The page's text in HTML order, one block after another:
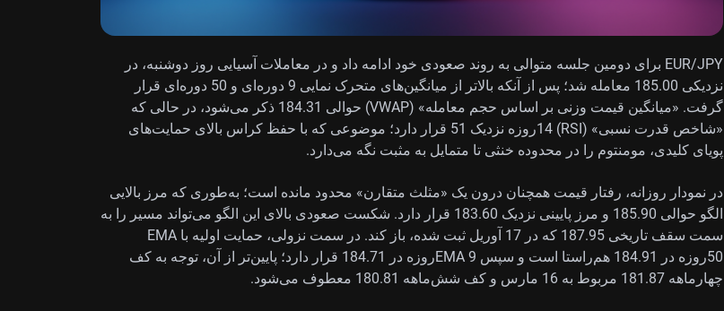
EUR/JPY برای دومین جلسه متوالی به روند صعودی خود ادامه داد و در معاملات آسیایی روز دوشنبه، در
نزدیکی 185.00 معامله شد؛ پس از آنکه بالاتر از میانگین‌های متحرک نمایی 9 دوره‌ای و 50 دوره‌ای قرار
گرفت. «میانگین قیمت وزنی بر اساس حجم معامله» (VWAP) حوالی 184.31 ذکر می‌شود، در حالی که
«شاخص قدرت نسبی» (RSI) 14روزه نزدیک 51 قرار دارد؛ موضوعی که با حفظ کراس بالای حمایت‌های
پویای کلیدی، مومنتوم را در محدوده خنثی تا متمایل به مثبت نگه می‌دارد.
در نمودار روزانه، رفتار قیمت همچنان درون یک «مثلث متقارن» محدود مانده است؛ به‌طوری که مرز بالایی
الگو حوالی 185.90 و مرز پایینی نزدیک 183.60 قرار دارد. شکست صعودی بالای این الگو می‌تواند مسیر را به
سمت سقف تاریخی 187.95 که در 17 آوریل ثبت شده، باز کند. در سمت نزولی، حمایت اولیه با EMA
50روزه در 184.91 هم‌راستا است و سپس EMA 9روزه در 184.71 قرار دارد؛ پایین‌تر از آن، توجه به کف
چهارماهه 181.87 مربوط به 16 مارس و کف شش‌ماهه 180.81 معطوف می‌شود.